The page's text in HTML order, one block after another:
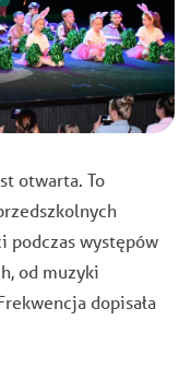
otwarta. To
podczas występów
od muzyki
dopisała